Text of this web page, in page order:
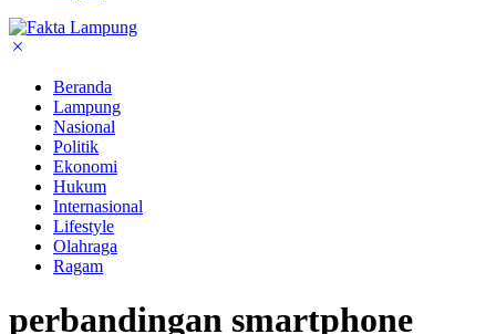
Beranda
Lampung
Nasional
Politik
Ekonomi
Hukum
Internasional
Lifestyle
Olahraga
Ragam
perbandingan smartphone